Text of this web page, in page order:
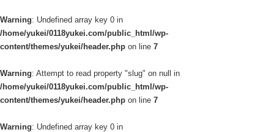
Warning: Undefined array key 0 in
/home/yukei/0118yukei.com/public_html/wp-
content/themes/yukei/header.php on line 7
Warning: Attempt to read property "slug" on null in
/home/yukei/0118yukei.com/public_html/wp-
content/themes/yukei/header.php on line 7
Warning: Undefined array key 0 in